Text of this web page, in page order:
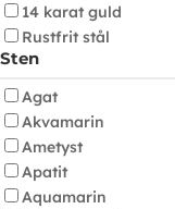
14 karat guld
Rustfrit stål
Sten
Agat
Akvamarin
Ametyst
Apatit
Aquamarin